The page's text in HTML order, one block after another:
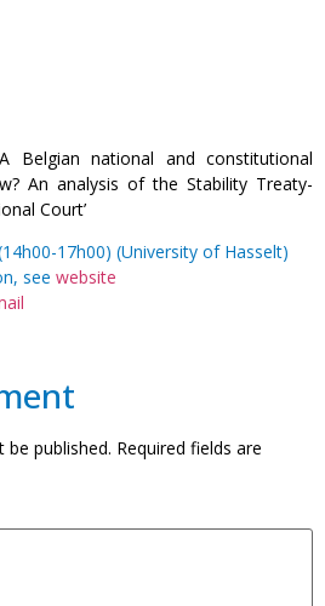
Belgian national and constitutional
An analysis of the Stability Treaty-
Court’
17h00) (University of Hasselt)
see website
be published. Required fields are